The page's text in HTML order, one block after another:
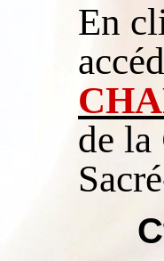
En
de la